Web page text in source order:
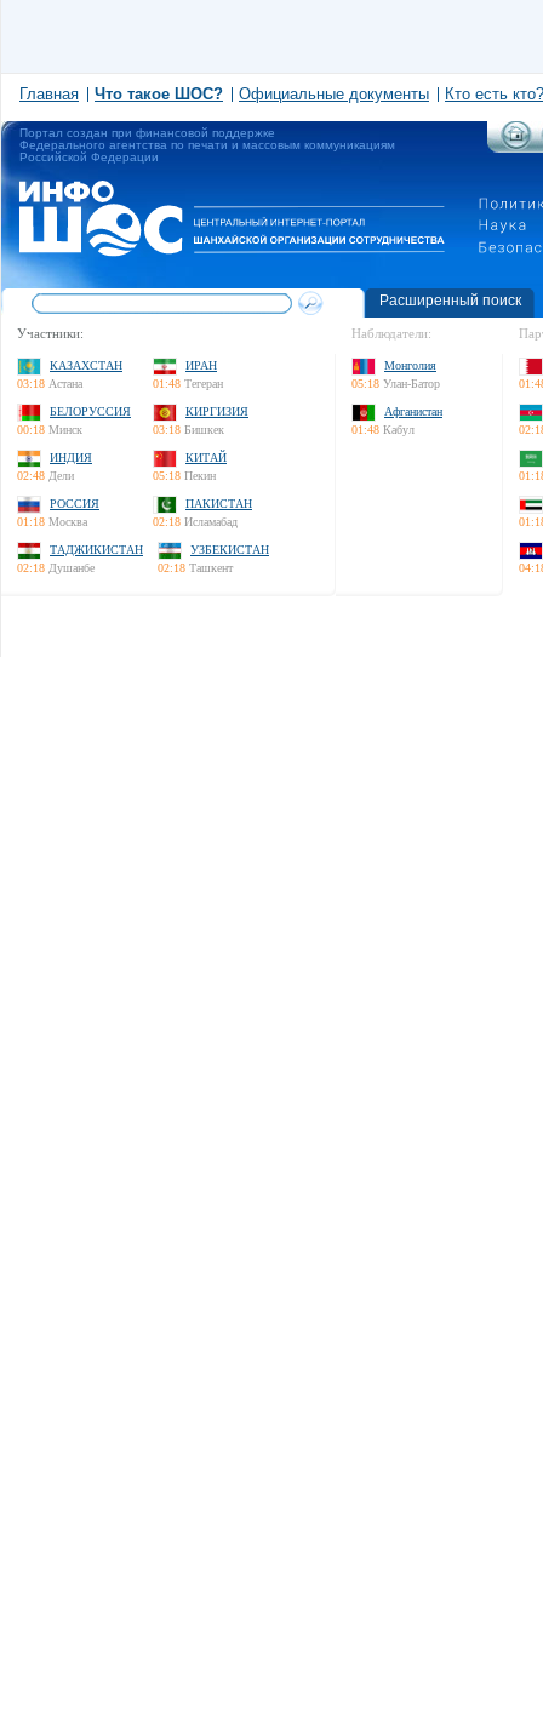
Главная Что такое ШОС? Официальные документы Кто есть кто?
Портал создан при финансовой поддержке
Федерального агентства по печати и массовым коммуникациям
Российской Федерации
Расширенный поиск
Участники:
КАЗАХСТАН
03:18 Астана
ИРАН
01:48 Тегеран
БЕЛОРУССИЯ
00:18 Минск
КИРГИЗИЯ
03:18 Бишкек
ИНДИЯ
02:48 Дели
КИТАЙ
05:18 Пекин
РОССИЯ
01:18 Москва
ПАКИСТАН
02:18 Исламабад
ТАДЖИКИСТАН
02:18 Душанбе
УЗБЕКИСТАН
02:18 Ташкент
Наблюдатели:
Монголия
05:18 Улан-Батор
Афганистан
01:48 Кабул